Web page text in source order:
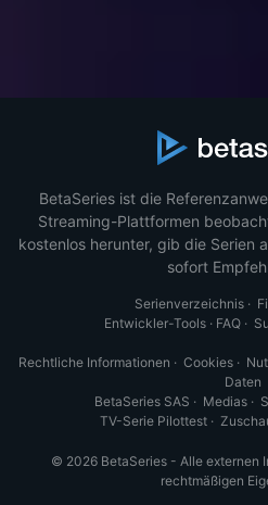
BetaSeries ist die
Streaming-Plattformen
kostenlos herunter, gib die Serien
sofort
Serienverzeichnis·
Entwickler-Tools · FAQ ·
Rechtliche Informationen · Cookies·
Daten
BetaSeries SAS · Medias·
TV-Serie Pilottest·
© 2026 BetaSeries - Alle externen
rechtmäßigen